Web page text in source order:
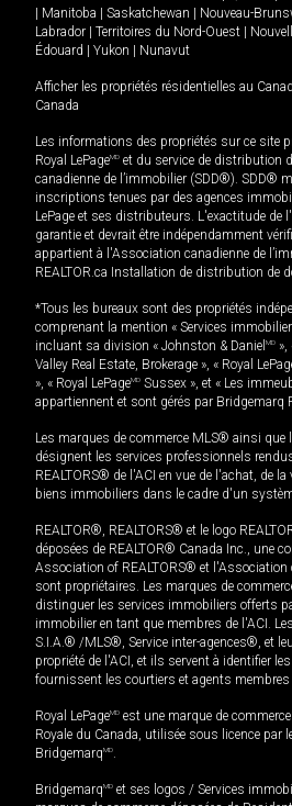
Manitoba Saskatchewan Nouveau-
Labrador
Territoires du Nord-Ouest
Édouard
Yukon Nunavut
Afficher les propriétés résidentielles au
Canada
Les informations des propriétés sur ce site
Royal LePageMD et du service de distribution
canadienne de l’immobilier (SDD®). SDD®
inscriptions tenues par des agences
LePage et ses distributeurs. L'exactitude de
garantie et devrait être indépendamment
appartient à l'Association canadienne de
REALTOR.ca Installation de distribution de
*Tous les bureaux sont des propriétés
comprenant la mention « Services
incluant sa division « Johnston & Daniel MD »,
Valley Real Estate, Brokerage », « Royal
», « Royal LePageMD Sussex », et « Les
appartiennent et sont gérés par Bridgemarq
Les marques de commerce MLS® ainsi
désignent les services professionnels
REALTORS® de l'ACI en vue de l'achat, de la
biens immobiliers dans le cadre d'un
REALTOR®, REALTORS® et le logo
déposées de REALTOR® Canada Inc., une
Association of REALTORS® et l'Association
sont propriétaires. Les marques de
distinguer les services immobiliers offerts
immobilier en tant que membres de l'ACI.
S.I.A.® /MLS®, Service inter-agences®, et
propriété de l'ACI, et ils servent à identifier
fournissent les courtiers et agents membres
Royal LePageMD est une marque de
Royale du Canada, utilisée sous licence par
BridgemarqMD.
BridgemarqMD et ses logos / Services